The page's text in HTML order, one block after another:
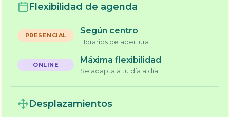
Flexibilidad de agenda
Según centro
Horarios de apertura
Máxima flexibilidad
Se adapta a tu día a día
Desplazamientos